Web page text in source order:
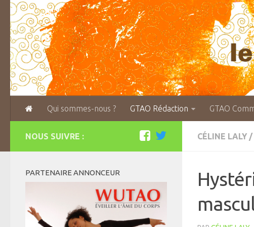
Qui sommes-nous ? GTAO Rédaction GTAO
CÉLINE LALY /
NOUS SUIVRE :
PARTENAIRE ANNONCEUR